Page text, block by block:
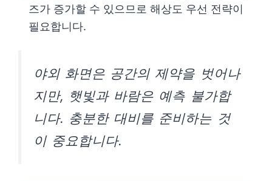
즈가 증가할 수 있으므로 해상도 우선 전략이
필요합니다.
야외 화면은 공간의 제약을 벗어나
지만, 햇빛과 바람은 예측 불가합
니다. 충분한 대비를 준비하는 것
이 중요합니다.